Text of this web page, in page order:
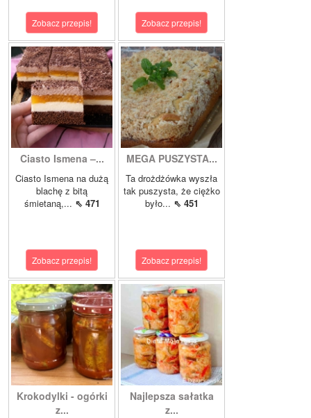
Zobacz przepis! Zobacz przepis!
Ciasto Ismena –...
Ciasto Ismena na dużą
blachę z bitą
śmietaną,... ⇖ 471
Zobacz przepis!
MEGA PUSZYSTA...
Ta drożdżówka wyszła
tak puszysta, że ciężko
było... ⇖ 451
Zobacz przepis!
Krokodylki - ogórki
z...
Najlepsza sałatka
z...